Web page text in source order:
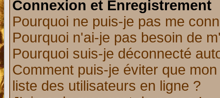
Connexion et Enregistrement
Pourquoi ne puis-je pas me
Pourquoi n'ai-je pas besoin de
Pourquoi suis-je déconnecté
Comment puis-je éviter que
liste des utilisateurs en ligne ?